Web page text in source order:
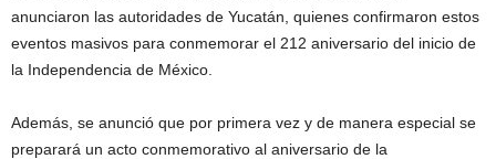
anunciaron las autoridades de Yucatán, quienes confirmaron estos
eventos masivos para conmemorar el 212 aniversario del inicio de
la Independencia de México.
Además, se anunció que por primera vez y de manera especial se
preparará un acto conmemorativo al aniversario de la